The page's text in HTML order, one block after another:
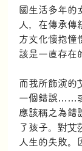
國生活多年的
人，在傳承傳
方文化懷抱憧
該是一直存在
而我所飾演的
一個錯誤……
應該稱之為錯
了孩子。對艾
人生的失敗。